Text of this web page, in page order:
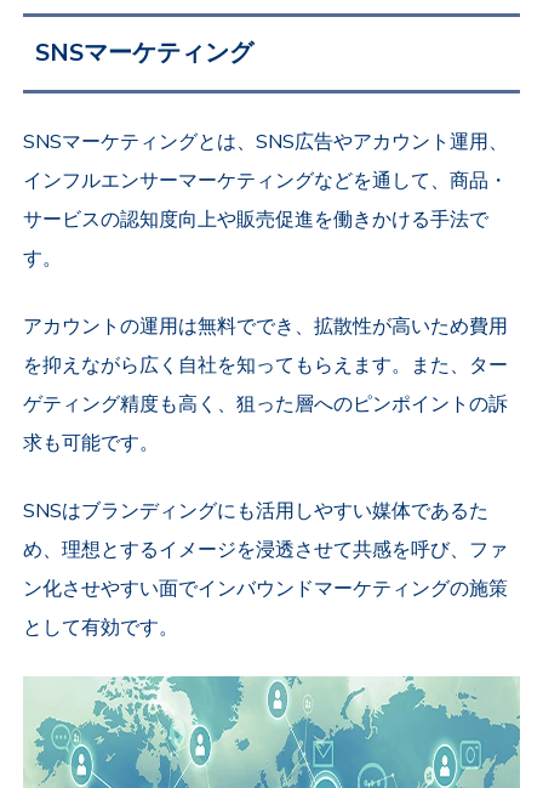
SNSマーケティング
SNSマーケティングとは、SNS広告やアカウント運用、
インフルエンサーマーケティングなどを通して、商品・
サービスの認知度向上や販売促進を働きかける手法で
す。
アカウントの運用は無料ででき、拡散性が高いため費用
を抑えながら広く自社を知ってもらえます。また、ター
ゲティング精度も高く、狙った層へのピンポイントの訴
求も可能です。
SNSはブランディングにも活用しやすい媒体であるた
め、理想とするイメージを浸透させて共感を呼び、ファ
ン化させやすい面でインバウンドマーケティングの施策
として有効です。